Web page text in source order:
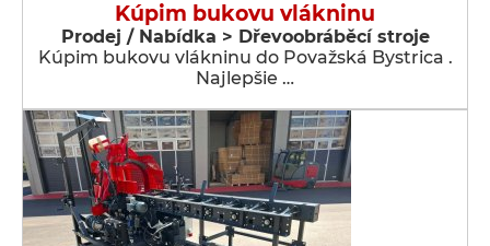
Kúpim bukovu vlákninu
Prodej / Nabídka > Dřevoobráběcí stroje
Kúpim bukovu vlákninu do Považská Bystrica .
Najlepšie …